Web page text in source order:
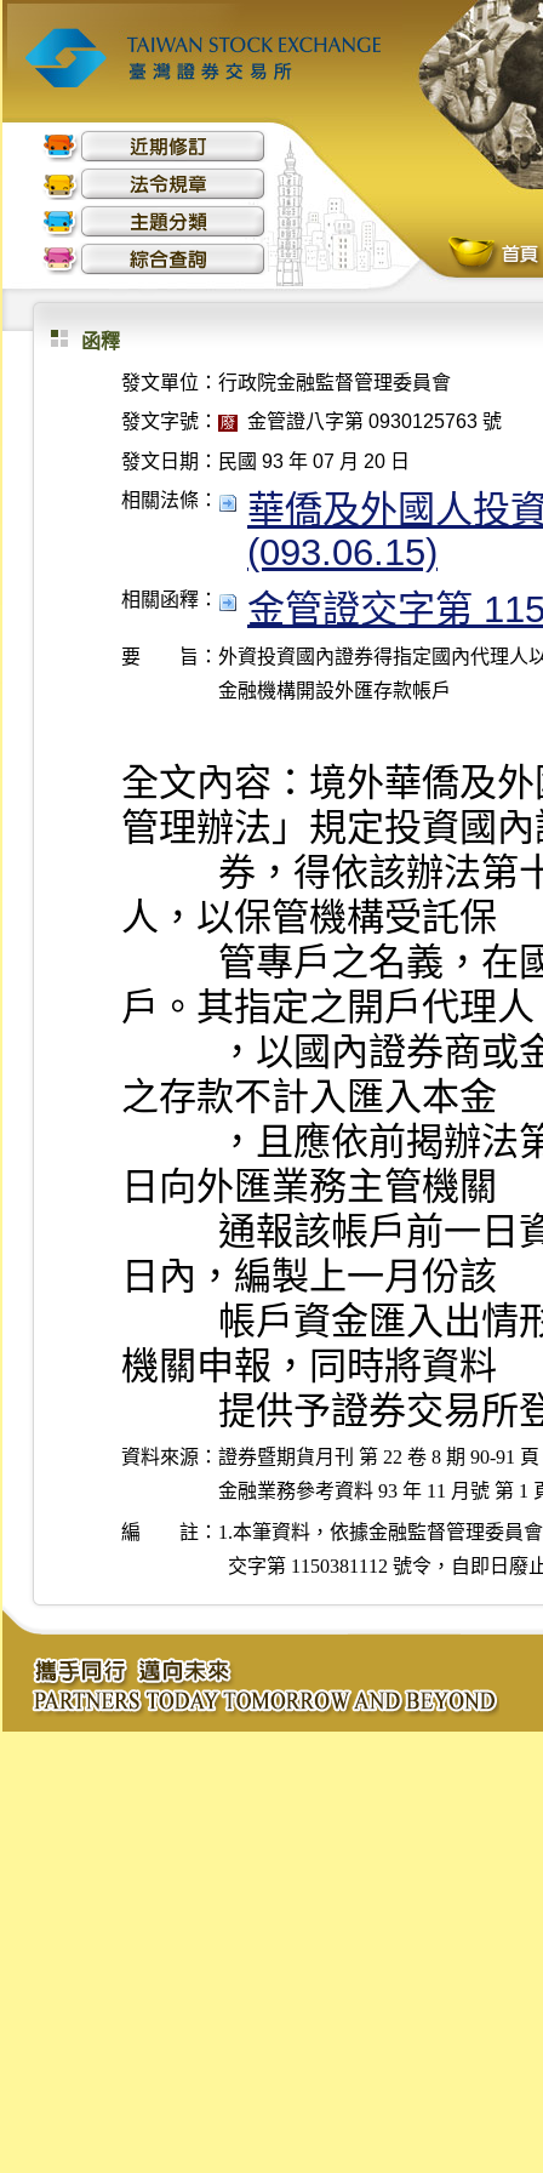
函釋
發文單位： 行政院金融監督管理委員會
發文字號： 廢
金管證八字第 0930125763 號
發文日期： 民國 93 年 07 月 20 日
相關法條：
華僑及外國人投
(093.06.15)
相關函釋： 金管證交字第
要 旨： 外資投資國內證券得指定國內代理人
全文內容：境外華僑及
管理辦法」規定投資國內
人，以保管機構受託保
戶。其指定之開戶代理人
之存款不計入匯入本金
日向外匯業務主管機關
日內，編製上一月份該
機關申報，同時將資料
提供予證券交易
資料來源： 證券暨期貨月刊 第 22 卷 8 期 90-91 頁
金融業務參考資料 93 年 11 月號 第 1
編 註： 1.本筆資料，依據金融監督管理委員
交字第 1150381112 號令，自即日廢